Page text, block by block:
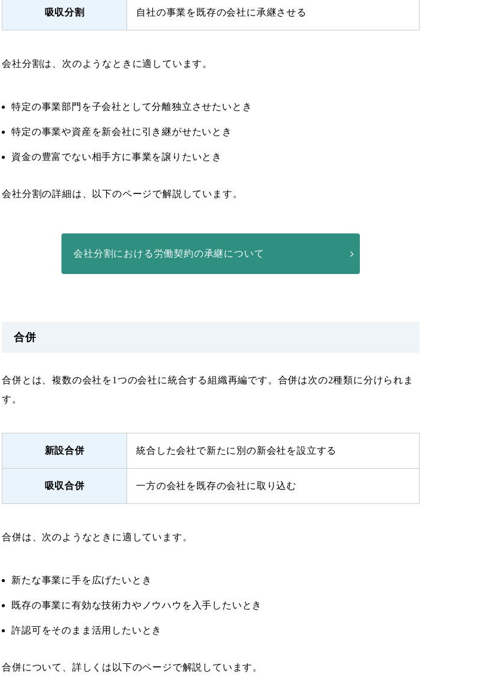
吸収分割 自社の事業を既存の会社に承継させる
会社分割は、次のようなときに適しています。
特定の事業部門を子会社として分離独立させたいとき
特定の事業や資産を新会社に引き継がせたいとき
資金の豊富でない相手方に事業を譲りたいとき
会社分割の詳細は、以下のページで解説しています。
会社分割における労働契約の承継について
合併
合併とは、複数の会社を1つの会社に統合する組織再編です。合併は次の2種類に分けられま
す。
新設合併 統合した会社で新たに別の新会社を設立する
吸収合併 一方の会社を既存の会社に取り込む
合併は、次のようなときに適しています。
新たな事業に手を広げたいとき
既存の事業に有効な技術力やノウハウを入手したいとき
許認可をそのまま活用したいとき
合併について、詳しくは以下のページで解説しています。